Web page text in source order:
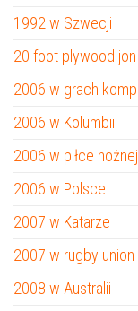
1992 w Szwecji
20 foot plywood
2006 w grach
2006 w Kolumbii
2006 w piłce nożnej
2006 w Polsce
2007 w Katarze
2007 w rugby union
2008 w Australii